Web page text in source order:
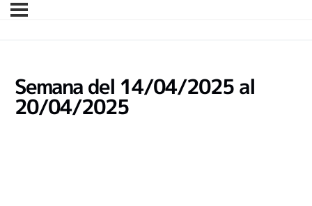
Semana del 14/04/2025 al
20/04/2025